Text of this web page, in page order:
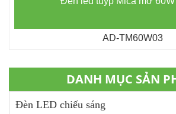
AD-TM60W03
DANH MỤC SẢN
Đèn LED chiếu sáng